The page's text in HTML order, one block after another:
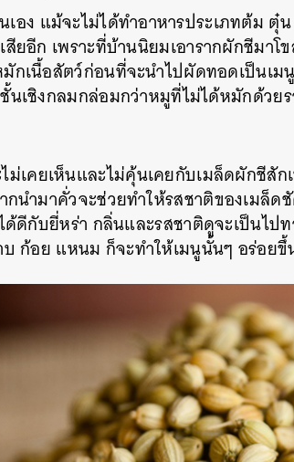
เอง แม้จะไม่ได้ทำอาหารประเภทต้ม ตุ๋
สียอีก เพราะที่บ้านนิยมเอารากผักชีมาโ
กเนื้อสัตว์ก่อนที่จะนำไปผัดทอดเป็นเม
นเชิงกลมกล่อมกว่าหมูที่ไม่ได้หมักด้วย
เคยเห็นและไม่คุ้นเคยกับเมล็ดผักชีสัก
กนำมาคั่วจะช่วยทำให้รสชาติของเมล็ด
ด้ดีกับยี่หร่า กลิ่นและรสชาติดูจะเป็นไป
ก้อย แหนม ก็จะทำให้เมนูนั้นๆ อร่อยขึ้